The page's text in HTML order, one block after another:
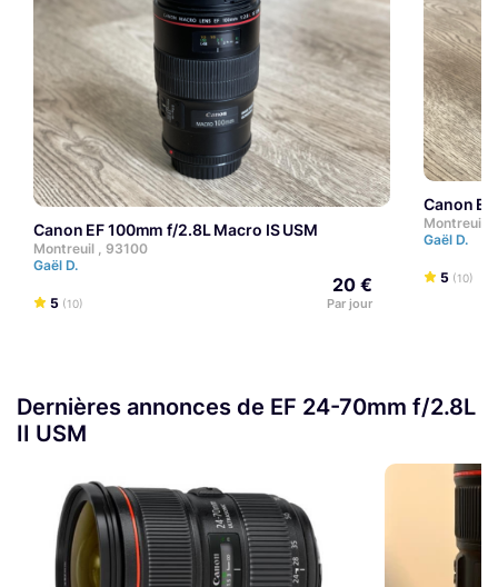
Canon EF 100mm f/2.8L Macro IS USM
Montreuil , 93100
Gaël D.
5 (10)
20 €
Par jour
Canon
Montreuil ,
Gaël D.
5 (10)
Dernières annonces de EF 24-70mm f/2.8L
II USM